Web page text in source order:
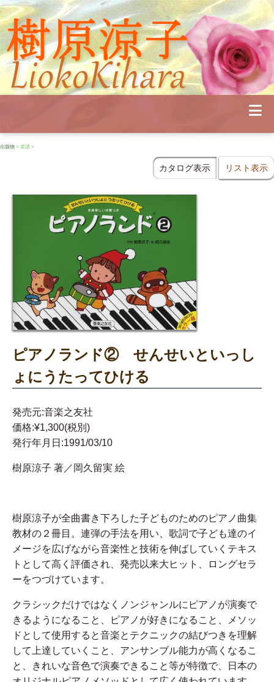
Profile
Concert
Seminar
Diary
Contact
出版物 > 楽譜 >
カタログ表示 リスト表示
ピアノランド② せんせいといっし
ょにうたってひける
発売元:音楽之友社
価格:¥1,300(税別)
発行年月日:1991/03/10
樹原涼子 著／岡久留実 絵
樹原涼子が全曲書き下ろした子どものためのピアノ曲集
教材の２冊目。連弾の手法を用い、歌詞で子ども達のイ
メージを広げながら音楽性と技術を伸ばしていくテキス
トとして高く評価され、発売以来大ヒット、ロングセラ
ーをつづけています。
クラシックだけではなくノンジャンルにピアノが演奏で
きるようになること、ピアノが好きになること、メソッ
ドとして使用すると音楽とテクニックの結びつきを理解
して上達していくこと、アンサンブル能力が高くなるこ
と、きれいな音色で演奏できること等が特徴で、日本の